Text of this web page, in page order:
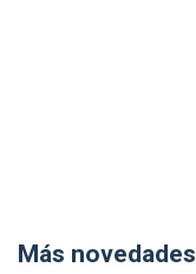
Más novedades